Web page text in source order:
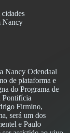
Nancy
Nancy Odendaal
de plataforma e
do Programa de
Pontifícia
Firmino,
será um dos
e Paulo